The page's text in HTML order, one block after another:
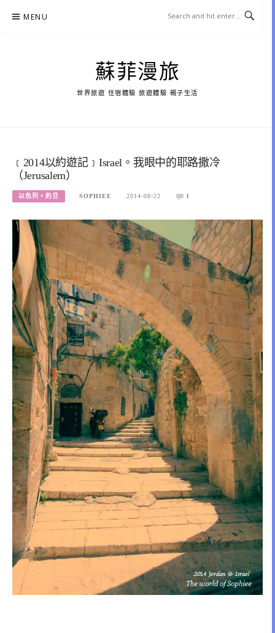
MENU
蘇菲漫旅
世界旅遊 住宿體驗 旅遊體驗 親子生活
﹝2014以約遊記﹞Israel。我眼中的耶路撒冷
（Jerusalem）
以色列。約旦 SOPHIEE 2014-08-22 1